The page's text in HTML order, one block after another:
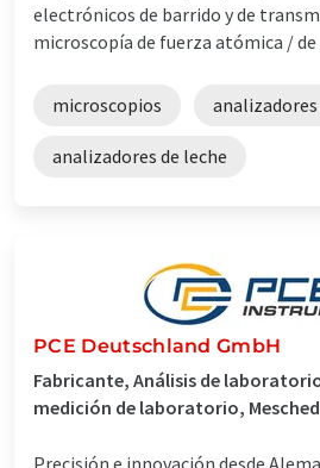
electrónicos de barrido y de
microscopía de fuerza atómica / de
microscopios analizadores
analizadores de leche
PCE Deutschland GmbH
Fabricante, Análisis de
medición de laboratorio,
Precisión e innovación desde